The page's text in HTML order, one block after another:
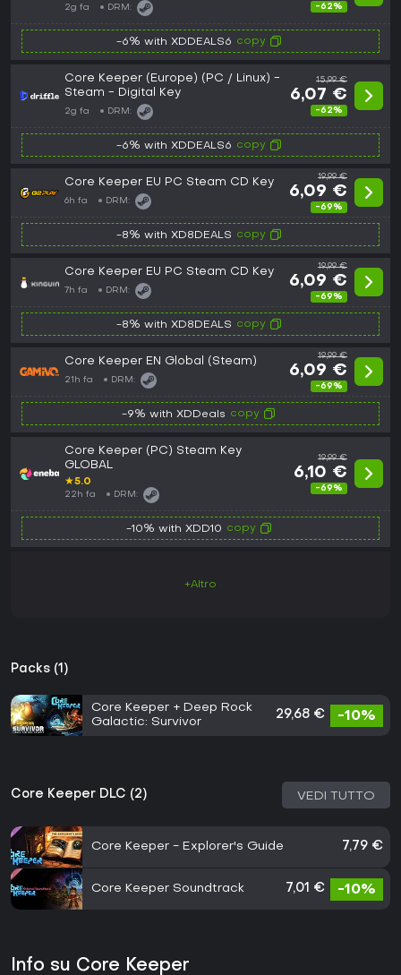
2g fa DRM: -62%
-6% with XDDEALS6 copy
Core Keeper (Europe) (PC / Linux) -
Steam - Digital Key
2g fa DRM:
15,99 €
6,07 €
-62%
-6% with XDDEALS6 copy
Core Keeper EU PC Steam CD Key
6h fa DRM:
19,99 €
6,09 €
-69%
-8% with XD8DEALS copy
Core Keeper EU PC Steam CD Key
7h fa DRM:
19,99 €
6,09 €
-69%
-8% with XD8DEALS copy
Core Keeper EN Global (Steam)
21h fa DRM:
19,99 €
6,09 €
-69%
-9% with XDDeals copy
Core Keeper (PC) Steam Key
GLOBAL
★5.0
22h fa DRM:
19,99 €
6,10 €
-69%
-10% with XDD10 copy
+Altro
Packs (1)
Core Keeper + Deep Rock
Galactic: Survivor
29,68 € -10%
Core Keeper DLC (2) VEDI TUTTO
Core Keeper - Explorer's Guide 7,79 €
Core Keeper Soundtrack 7,01 € -10%
Info su Core Keeper